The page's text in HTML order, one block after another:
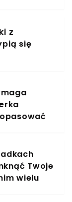
z
się
Twoje
wielu